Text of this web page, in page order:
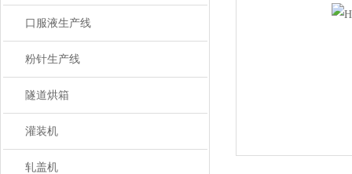
口服液生产线
粉针生产线
隧道烘箱
灌装机
轧盖机